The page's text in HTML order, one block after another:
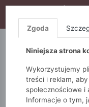
S10),
5.10.15.
Zgoda
Niniejsza strona
Wykorzystujemy
treści i reklam,
społecznościowe
Informacje o tym,